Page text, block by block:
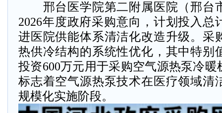
邢台医学院第二附属医院（邢台
2026年度政府采购意向，计划投入总
进医院供能体系清洁化改造升级。采
热供冷结构的系统性优化，其中特别
投资600万元用于采购空气源热泵冷
标志着空气源热泵技术在医疗领域清
规模化实施阶段。